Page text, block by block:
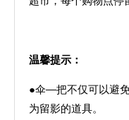
温馨提示：
●伞—把不仅可以避
为留影的道具。